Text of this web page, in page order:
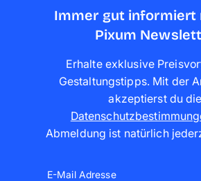
Immer gut informiert
Pixum
Erhalte exklusive
Gestaltungstipps. Mit der
akzeptierst du die
Abmeldung ist natürlich
E-Mail Adresse